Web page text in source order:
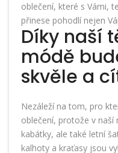
oblečení, které s Vámi,
přinese pohodlí nejen
Díky naší
módě
skvěle a
Nezáleží na tom, pro
oblečení, protože v naší
kabátky, ale také letní
kalhoty a kraťasy jsou